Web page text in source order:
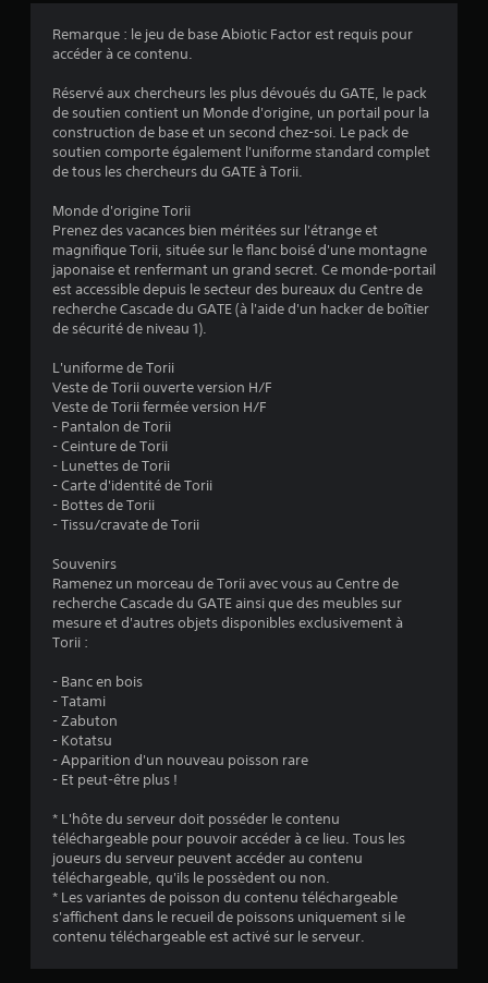
4
.
é
s
u
2
a
v
Remarque : le jeu de base Abiotic Factor est requis pour
accéder à ce contenu.
Réservé aux chercheurs les plus dévoués du GATE, le pack
de soutien contient un Monde d'origine, un portail pour la
construction de base et un second chez-soi. Le pack de
soutien comporte également l'uniforme standard complet
de tous les chercheurs du GATE à Torii.
Monde d'origine Torii
Prenez des vacances bien méritées sur l'étrange et
magnifique Torii, située sur le flanc boisé d'une montagne
japonaise et renfermant un grand secret. Ce monde-portail
est accessible depuis le secteur des bureaux du Centre de
recherche Cascade du GATE (à l'aide d'un hacker de boîtier
de sécurité de niveau 1).
L'uniforme de Torii
Veste de Torii ouverte version H/F
Veste de Torii fermée version H/F
- Pantalon de Torii
- Ceinture de Torii
- Lunettes de Torii
- Carte d'identité de Torii
- Bottes de Torii
- Tissu/cravate de Torii
Souvenirs
Ramenez un morceau de Torii avec vous au Centre de
recherche Cascade du GATE ainsi que des meubles sur
mesure et d'autres objets disponibles exclusivement à
Torii :
- Banc en bois
- Tatami
- Zabuton
- Kotatsu
- Apparition d'un nouveau poisson rare
- Et peut-être plus !
* L'hôte du serveur doit posséder le contenu
téléchargeable pour pouvoir accéder à ce lieu. Tous les
joueurs du serveur peuvent accéder au contenu
téléchargeable, qu'ils le possèdent ou non.
* Les variantes de poisson du contenu téléchargeable
s'affichent dans le recueil de poissons uniquement si le
contenu téléchargeable est activé sur le serveur.